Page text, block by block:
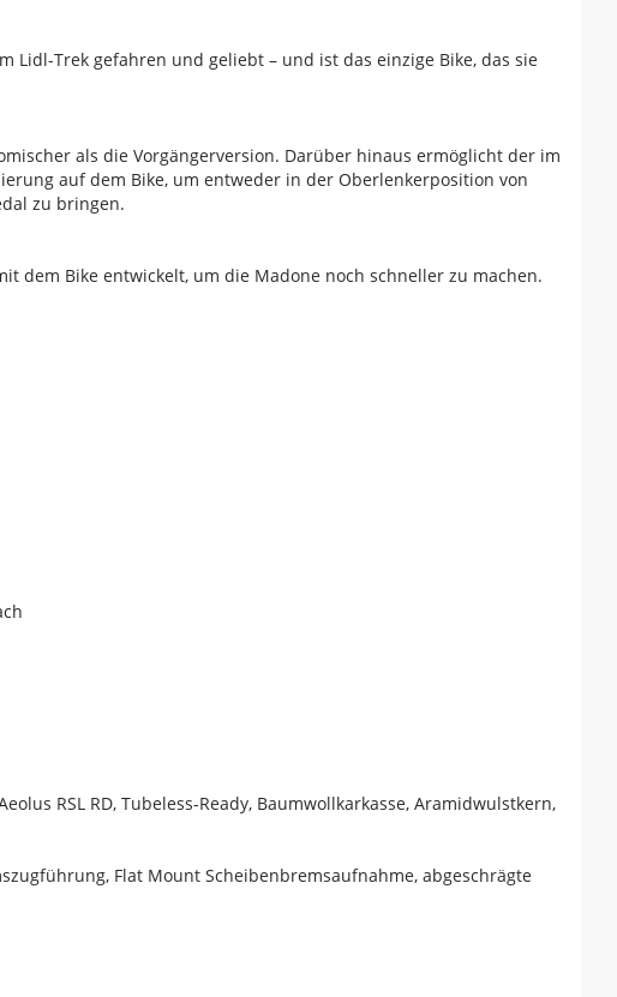
Lidl-Trek gefahren und geliebt – und ist das einzige Bike, das sie
als die Vorgängerversion. Darüber hinaus ermöglicht der im
auf dem Bike, um entweder in der Oberlenkerposition von
zu bringen.
dem Bike entwickelt, um die Madone noch schneller zu machen.
RSL RD, Tubeless-Ready, Baumwollkarkasse, Aramidwulstkern,
Flat Mount Scheibenbremsaufnahme, abgeschrägte